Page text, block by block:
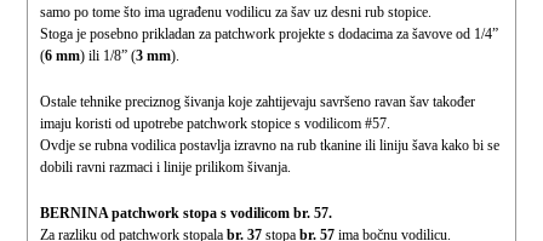
samo po tome što ima ugrađenu vodilicu za šav uz desni rub stopice.
Stoga je posebno prikladan za patchwork projekte s dodacima za šavove od 1/4”
(6 mm) ili 1/8” (3 mm).
Ostale tehnike preciznog šivanja koje zahtijevaju savršeno ravan šav također
imaju koristi od upotrebe patchwork stopice s vodilicom #57.
Ovdje se rubna vodilica postavlja izravno na rub tkanine ili liniju šava kako bi se
dobili ravni razmaci i linije prilikom šivanja.
BERNINA patchwork stopa s vodilicom br. 57.
Za razliku od patchwork stopala br. 37 stopabr. 57 ima bočnu vodilicu.